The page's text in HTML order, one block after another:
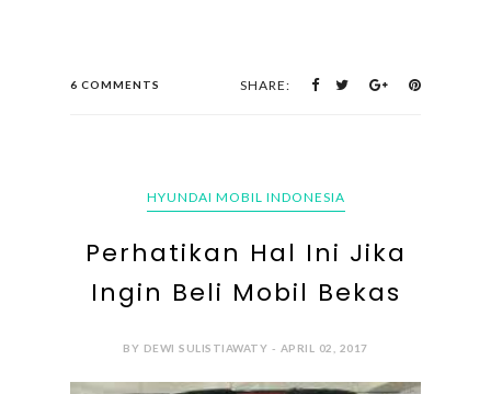
6 COMMENTS SHARE:
HYUNDAI MOBIL INDONESIA
Perhatikan Hal Ini Jika
Ingin Beli Mobil Bekas
BY DEWI SULISTIAWATY - APRIL 02, 2017